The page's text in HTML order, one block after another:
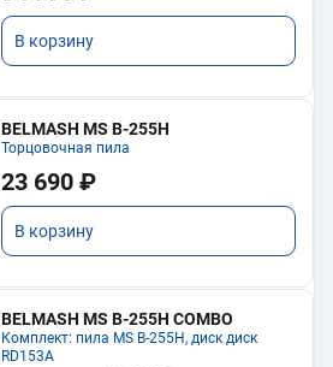
В корзину
BELMASH MS B-255H
Торцовочная пила
23 690 ₽
В корзину
BELMASH MS B-255H COMBO
Комплект: пила MS B-255H, диск диск
RD153A